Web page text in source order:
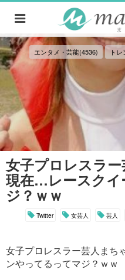
エンタメ・芸能(4536) ト
女子プロレスラ
現在…レースクイ
ジ？ｗｗ
Twitter 女芸人 芸人
女子プロレスラー芸人ま
ンやってるってマジ？ｗｗ